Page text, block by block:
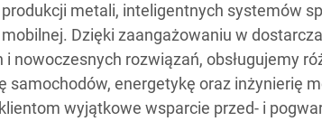
metali, inteligentnych systemów
Dzięki zaangażowaniu w
i nowoczesnych rozwiązań, obsługujemy
samochodów, energetykę oraz inżynierię
wyjątkowe wsparcie przed- i